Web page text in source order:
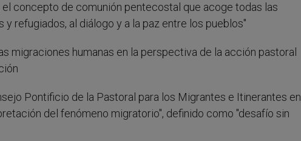
concepto de comunión pentecostal que acoge todas las
refugiados, al diálogo y a la paz entre los pueblos"
migraciones humanas en la perspectiva de la acción pastoral
Pontificio de la Pastoral para los Migrantes e Itinerantes en
del fenómeno migratorio", definido como "desafío sin